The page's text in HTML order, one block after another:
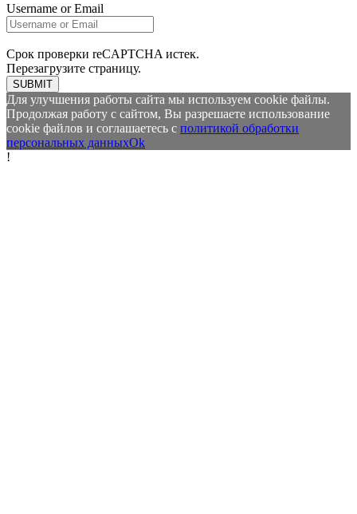
Username or Email
Срок проверки reCAPTCHA истек.
Перезагрузите страницу.
SUBMIT
Для улучшения работы сайта мы используем cookie файлы.
Продолжая работу с сайтом, Вы разрешаете использование
cookie файлов и соглашаетесь с политикой обработки
персональных данныхOk
!